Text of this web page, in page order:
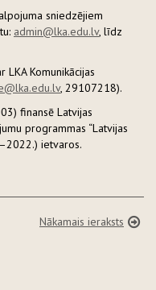
sniedzējiem
admin@lka.edu.lv, līdz
Komunikācijas
, 29107218).
finansē Latvijas
programmas “Latvijas
ietvaros.
Nākamais ieraksts